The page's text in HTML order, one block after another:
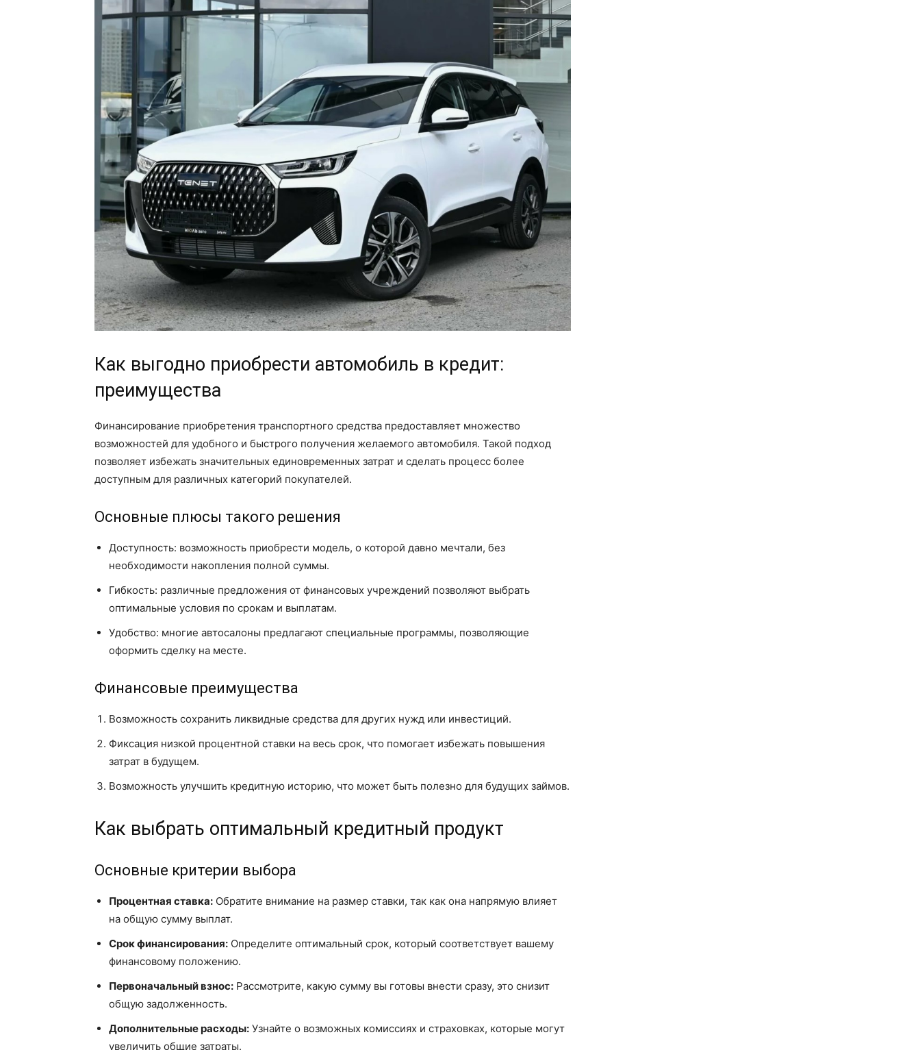
Как выгодно приобрести автомобиль в кредит:
преимущества
Финансирование приобретения транспортного средства предоставляет множество
возможностей для удобного и быстрого получения желаемого автомобиля. Такой подход
позволяет избежать значительных единовременных затрат и сделать процесс более
доступным для различных категорий покупателей.
Основные плюсы такого решения
Доступность: возможность приобрести модель, о которой давно мечтали, без
необходимости накопления полной суммы.
Гибкость: различные предложения от финансовых учреждений позволяют выбрать
оптимальные условия по срокам и выплатам.
Удобство: многие автосалоны предлагают специальные программы, позволяющие
оформить сделку на месте.
Финансовые преимущества
Возможность сохранить ликвидные средства для других нужд или инвестиций.
Фиксация низкой процентной ставки на весь срок, что помогает избежать повышения
затрат в будущем.
Возможность улучшить кредитную историю, что может быть полезно для будущих займов.
Как выбрать оптимальный кредитный продукт
Основные критерии выбора
Процентная ставка: Обратите внимание на размер ставки, так как она напрямую влияет
на общую сумму выплат.
Срок финансирования: Определите оптимальный срок, который соответствует вашему
финансовому положению.
Первоначальный взнос: Рассмотрите, какую сумму вы готовы внести сразу, это снизит
общую задолженность.
Дополнительные расходы: Узнайте о возможных комиссиях и страховках, которые могут
увеличить общие затраты.